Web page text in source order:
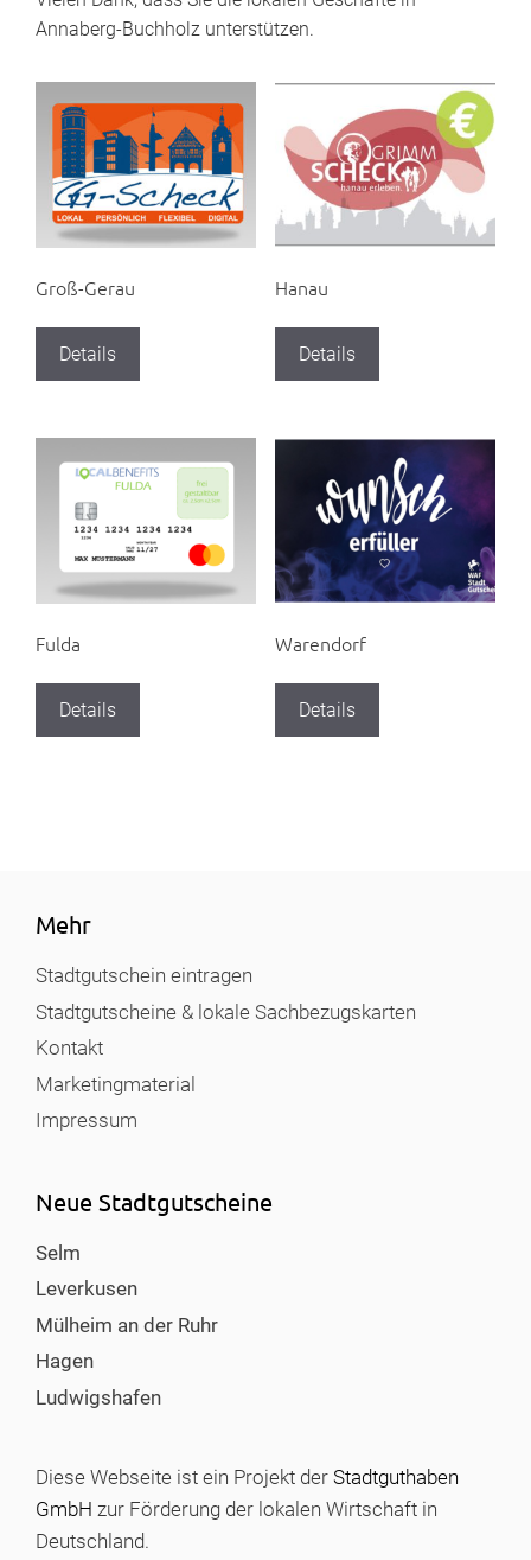
Annaberg-Buchholz unterstützen.
Groß-Gerau
Details
Hanau
Details
Fulda
Details
Warendorf
Details
Mehr
Stadtgutschein eintragen
Stadtgutscheine & lokale Sachbezugskarten
Kontakt
Marketingmaterial
Impressum
Neue Stadtgutscheine
Selm
Leverkusen
Mülheim an der Ruhr
Hagen
Ludwigshafen
Diese Webseite ist ein Projekt der Stadtguthaben
GmbH zur Förderung der lokalen Wirtschaft in
Deutschland.